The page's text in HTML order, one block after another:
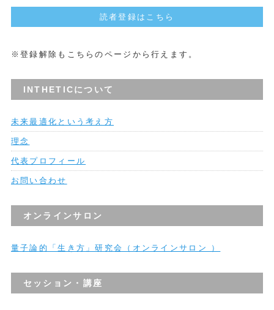
読者登録はこちら
※登録解除もこちらのページから行えます。
INTHETICについて
未来最適化という考え方
理念
代表プロフィール
お問い合わせ
オンラインサロン
量子論的「生き方」研究会（オンラインサロン ）
セッション・講座